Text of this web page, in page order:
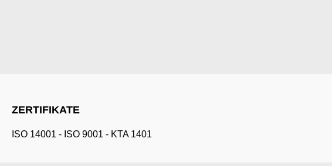
ZERTIFIKATE
ISO 14001 - ISO 9001 - KTA 1401